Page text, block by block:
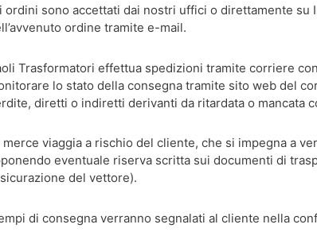
ordini sono accettati dai nostri uffici o direttamente su
ordine tramite e-mail.
Trasformatori effettua spedizioni tramite corriere
lo stato della consegna tramite sito web del
diretti o indiretti derivanti da ritardata o mancata
merce viaggia a rischio del cliente, che si impegna a
eventuale riserva scritta sui documenti di
del vettore).
di consegna verranno segnalati al cliente nella